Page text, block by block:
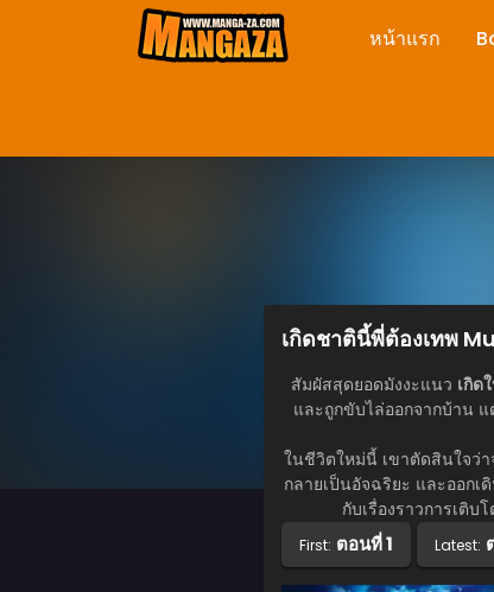
หน้าแรก
เกิดชาตินี้พี่ต้องเทพ
สัมผัสสุดยอดมังงะแนว เกิด
และถูกขับไล่ออกจากบ้าน แ
ในชีวิตใหม่นี้ เขาตัดสินใจว่
กลายเป็นอัจฉริยะ และออก
กับเรื่องราวการเติบ
First: ตอนที่ 1 Latest: